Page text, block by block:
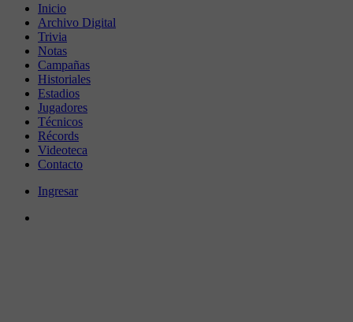
Inicio
Archivo Digital
Trivia
Notas
Campañas
Historiales
Estadios
Jugadores
Técnicos
Récords
Videoteca
Contacto
Ingresar